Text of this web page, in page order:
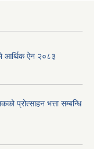
आर्थिक ऐन २०८३
प्रोत्साहन भत्ता सम्बन्धि